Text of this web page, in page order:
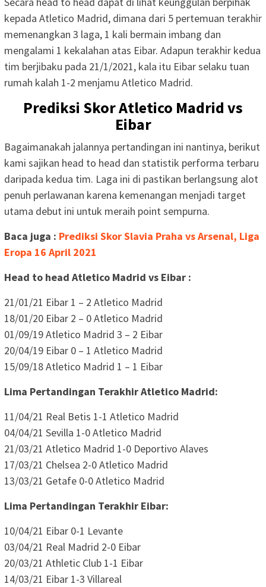
kepada Atletico Madrid, dimana dari 5 pertemuan terakhir
memenangkan 3 laga, 1 kali bermain imbang dan
mengalami 1 kekalahan atas Eibar. Adapun terakhir kedua
tim berjibaku pada 21/1/2021, kala itu Eibar selaku tuan
rumah kalah 1-2 menjamu Atletico Madrid.
Prediksi Skor Atletico Madrid vs
Eibar
Bagaimanakah jalannya pertandingan ini nantinya, berikut
kami sajikan head to head dan statistik performa terbaru
daripada kedua tim. Laga ini di pastikan berlangsung alot
penuh perlawanan karena kemenangan menjadi target
utama debut ini untuk meraih point sempurna.
Baca juga : Prediksi Skor Slavia Praha vs Arsenal, Liga
Eropa 16 April 2021
Head to head Atletico Madrid vs Eibar :
21/01/21 Eibar 1 – 2 Atletico Madrid
18/01/20 Eibar 2 – 0 Atletico Madrid
01/09/19 Atletico Madrid 3 – 2 Eibar
20/04/19 Eibar 0 – 1 Atletico Madrid
15/09/18 Atletico Madrid 1 – 1 Eibar
Lima Pertandingan Terakhir Atletico Madrid:
11/04/21 Real Betis 1-1 Atletico Madrid
04/04/21 Sevilla 1-0 Atletico Madrid
21/03/21 Atletico Madrid 1-0 Deportivo Alaves
17/03/21 Chelsea 2-0 Atletico Madrid
13/03/21 Getafe 0-0 Atletico Madrid
Lima Pertandingan Terakhir Eibar:
10/04/21 Eibar 0-1 Levante
03/04/21 Real Madrid 2-0 Eibar
20/03/21 Athletic Club 1-1 Eibar
14/03/21 Eibar 1-3 Villareal